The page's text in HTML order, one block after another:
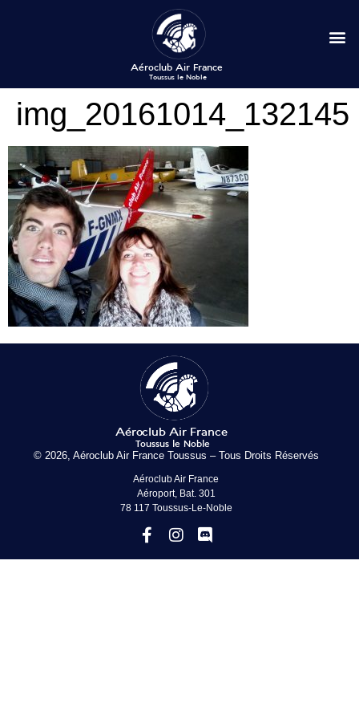
img_20161014_132145
© 2026, Aéroclub Air France Toussus – Tous Droits Réservés
Aéroclub Air France
Aéroport, Bat. 301
78 117 Toussus-Le-Noble